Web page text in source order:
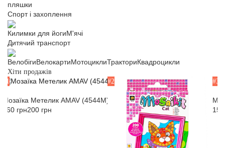
пляшки
Спорт і захоплення
Килимки для йогиМ'ячі
Дитячий транспорт
ВелобігиВелокартиМотоциклиТракториКвадроцикли
Хіти продажів
#1
Мозаїка Метелик AMAV (4544M)
160 грн200 грн
#2 #3